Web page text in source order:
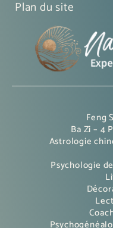
Plan du site
Feng
Ba Zi – 4
Astrologie
Psychologie